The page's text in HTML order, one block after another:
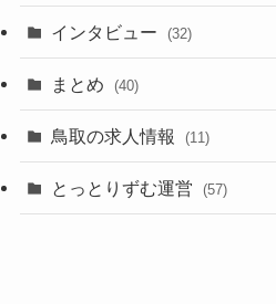
インタビュー (32)
まとめ (40)
鳥取の求人情報 (11)
とっとりずむ運営 (57)